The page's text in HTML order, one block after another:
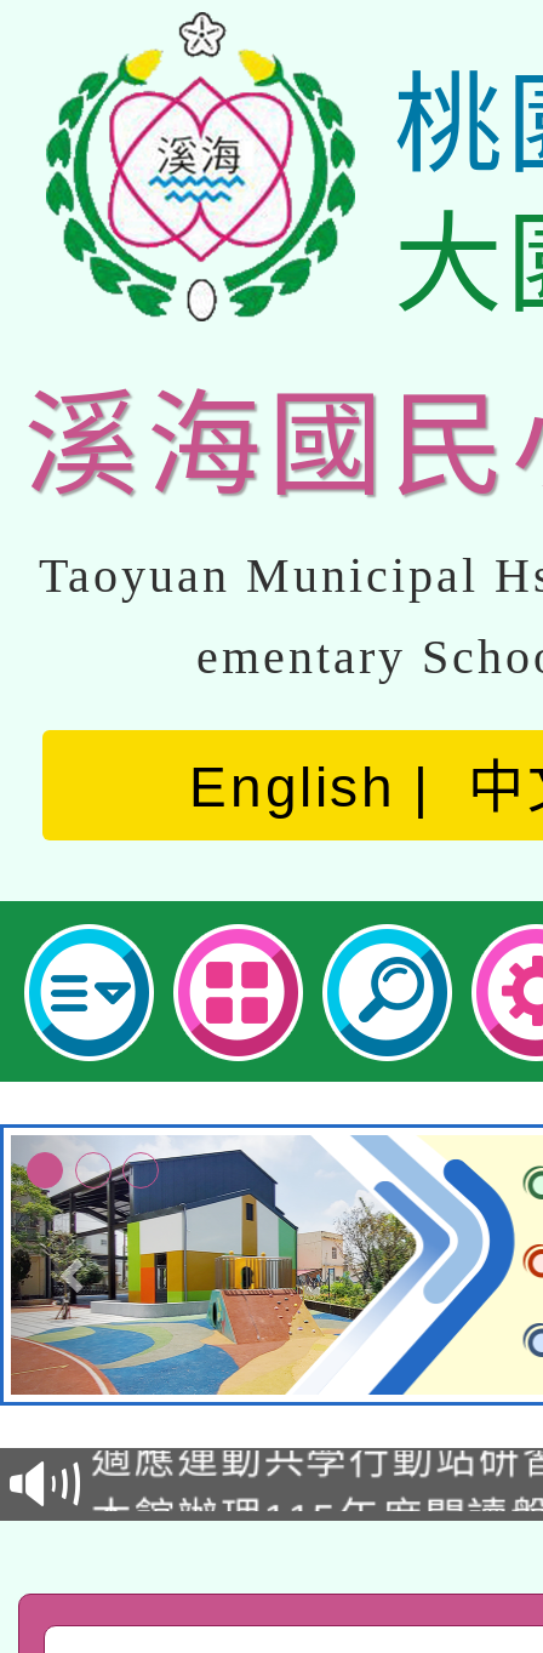
桃
大
溪海國民
Taoyuan Municipal
ementary
English 中
本校115學年度第2次
招甄選結果公告(無人
招)
適應運動共學行動站研
本館辦理115年度閱讀
礎課程
A3數位素養講師名單